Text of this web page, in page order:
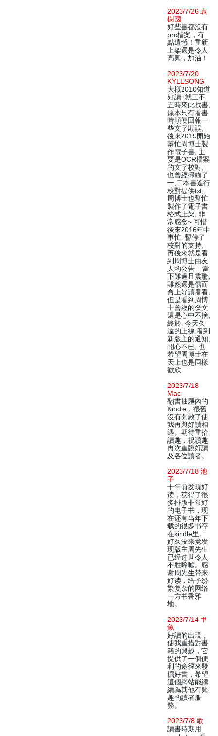
2023/7/26 袁
樹國
好些書都沒有
prc檔案，有
點遺憾！重新
上架還是令人
高興，加油！
2023/7/20
KYLESONG
大概2010知道
好讀, 就三不
五時來此找書,
原本只有看書
時順便回報一
些文字勘誤,
後來2015開始
幫忙周博士製
作電子書, 主
要是OCR檔案
的文字校對,
也曾經掃瞄了
一,二本書進行
校對提供txt,
周博士也幫忙
製作了電子書
格式上架, 非
常感念~ 可惜
後來2016年中
事忙, 暫停了
校對的支持,
再後來就是看
到周博士由友
人的公告....當
下難過且震驚,
雖然還是偶而
會上好讀看看,
但是看到周博
士曾經的發文
還是心中不捨,
終於, 今天久
違的上線,看到
新版主的通知,
開心不已, 也
希望周博士在
天上也是同樣
歡欣.
2023/7/18
Mac
翻書抽屜內的
Kindle，很舊
沒有開啟了使
我再與好讀相
遇。期待重拾
讀趣，祝讀趣
再次重臨好讀
及各位讀者。
2023/7/18 池
子
十年前发现好
读，获得了很
多排版非常好
的电子书，现
在还有当年下
载的很多书存
在kindle里。
好久没来竟发
现版主周先生
已经过世令人
不胜唏嘘。感
谢周先生带来
好读，给予纷
繁复杂的网络
一方书香雅
地。
2023/7/14 甲
魚
好讀的出現，
使我重措對書
籍的興趣，它
提供了一個便
利的途徑來發
掘好書，希望
這個網站能繼
續為其他有興
趣的讀者服
務。
2023/7/8 歌
讀書時期用